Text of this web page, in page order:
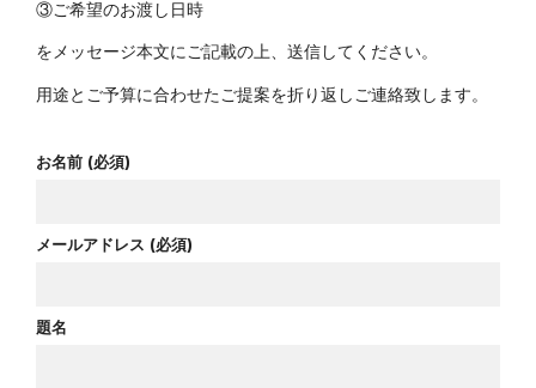
③ご希望のお渡し日時
をメッセージ本文にご記載の上、送信してください。
用途とご予算に合わせたご提案を折り返しご連絡致します。
お名前 (必須)
メールアドレス (必須)
題名